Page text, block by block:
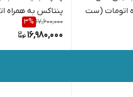
همراه اتومات (ست
پنتاکس به
کنترل) ۷ روز مهلت تست
17,600,000
3%
16,980,000